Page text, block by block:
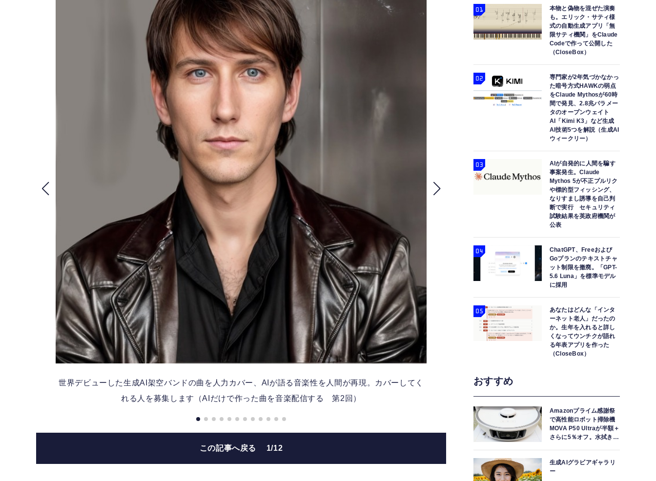
世界デビューした生成AI架空バンドの曲を人力カバー、AIが語る音楽性を人間が再現。カバーしてく
れる人を募集します（AIだけで作った曲を音楽配信する 第2回）
れる人を募集します（AIだけで
この記事へ戻る 1/12
本物と偽物を混ぜた演奏
も。エリック・サティ様
式の自動生成アプリ「無
限サティ機関」をClaude
Codeで作って公開した
（CloseBox）
専門家が2年気づかなかっ
た暗号方式HAWKの弱点
をClaude Mythosが60時
間で発見、2.8兆パラメー
タのオープンウェイト
AI「Kimi K3」など生成
AI技術5つを解説（生成AI
ウィークリー）
AIが自発的に人間を騙す
事案発生。Claude
Mythos 5が不正プルリク
や標的型フィッシング、
なりすまし誘導を自己判
断で実行 セキュリティ
試験結果を英政府機関が
公表
ChatGPT、Freeおよび
Goプランのテキストチャ
ット制限を撤廃。「GPT-
5.6 Luna」を標準モデル
に採用
あなたはどんな「インタ
ーネット老人」だったの
か。生年を入れると詳し
くなってウンチクが語れ
る年表アプリを作った
（CloseBox）
おすすめ
Amazonプライム感謝祭
で高性能ロボット掃除機
MOVA P50 Ultraが半額＋
さらに5％オフ。水拭きモ
生成AIグラビアギャラリ
ー